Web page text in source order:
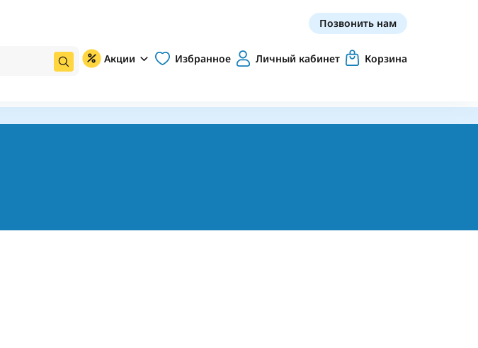
Позвонить нам
Акции Избранное Личный кабинет Корзина